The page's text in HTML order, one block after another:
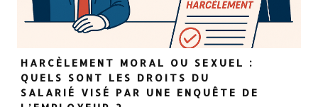
HARCÈLEMENT MORAL OU SEXUEL :
QUELS SONT LES DROITS DU
SALARIÉ VISÉ PAR UNE ENQUÊTE DE